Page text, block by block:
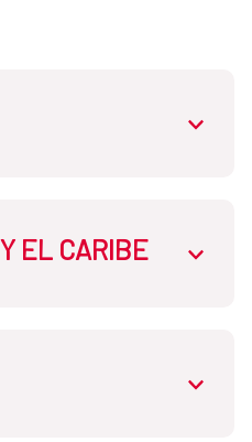
Española: Túnez
EL CARIBE
Española: Bolivia